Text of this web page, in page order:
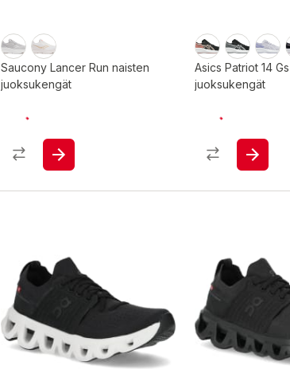
Saucony Lancer Run naisten
juoksukengät
Asics Patriot 14
juoksukengät